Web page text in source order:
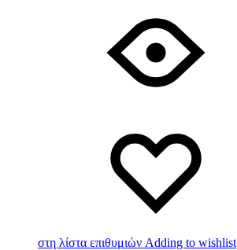
στη λίστα επιθυμιών Adding to wishlist